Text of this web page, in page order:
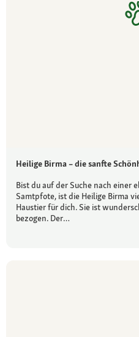
Heilige Birma – die sanfte
Bist du auf der Suche nach einer
Samtpfote, ist die Heilige Birma
Haustier für dich. Sie ist
bezogen. Der…